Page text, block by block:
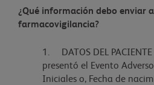
¿Qué información debo enviar
farmacovigilancia?
1. DATOS DEL
presentó el Evento Adverso
Iniciales o, Fecha de